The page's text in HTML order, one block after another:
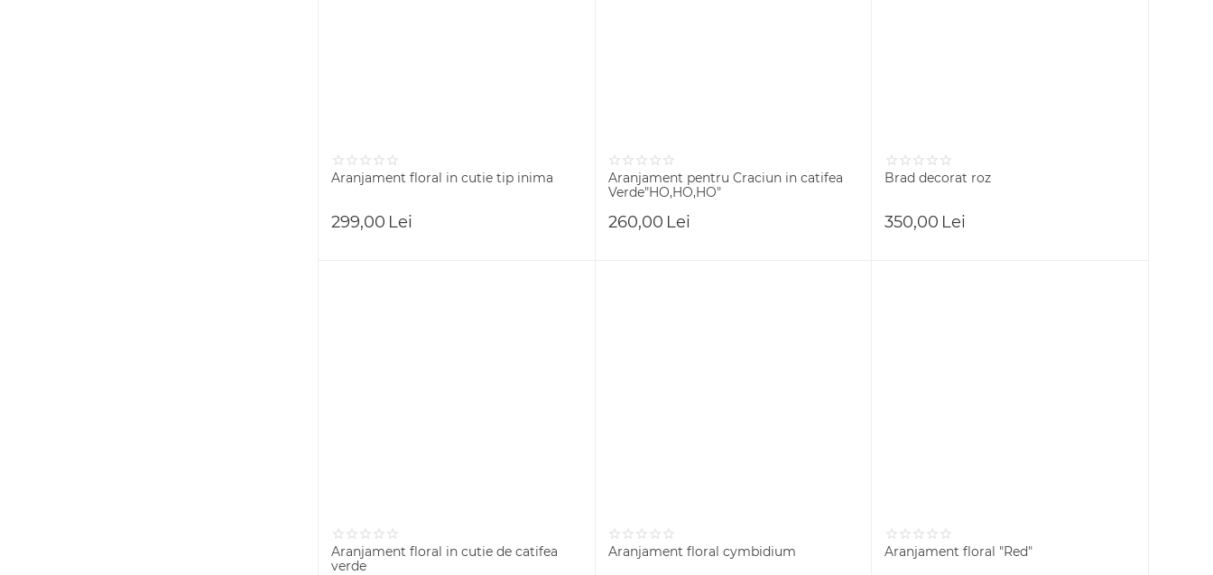
Aranjament floral in cutie tip inima
299,00 Lei
Aranjament pentru Craciun in catifea
Verde"HO,HO,HO"
260,00 Lei
Brad decorat roz
350,00 Lei
Aranjament floral in cutie de catifea
verde
Aranjament floral cymbidium Aranjament floral "Red"